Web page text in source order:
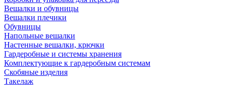
Вешалки и обувницы
Вешалки плечики
Обувницы
Напольные вешалки
Настенные вешалки, крючки
Гардеробные и системы хранения
Комплектующие к гардеробным системам
Скобяные изделия
Такелаж